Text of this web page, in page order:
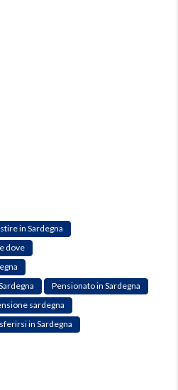
in Sardegna
dove
Pensionato in Sardegna
sardegna
in Sardegna